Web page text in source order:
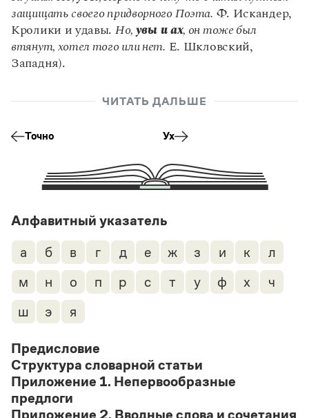
защищать своего придворного Поэта. Ф. Искандер,
Кролики и удавы. Но, увы и ах, он тоже был
втянут, хотел того или нет. Е. Шкловский,
Западня).
ЧИТАТЬ ДАЛЬШЕ
Точно Ух
Алфавитный указатель
а б в г д е ж з и к
л
м
н о п р с т у ф х
ч
ш
э я
Предисловие
Структура словарной статьи
Приложение 1. Непервообразные
предлоги
Приложение 2. Вводные слова и сочетания